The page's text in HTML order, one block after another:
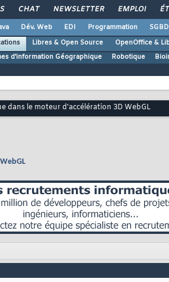
CHAT NEWSLETTER EMPLOI
Dév. Web EDI Programmation SGBD
Libres & Open Source OpenOffice &
d'information Géographique Robotique
dans le moteur d'accélération 3D WebGL